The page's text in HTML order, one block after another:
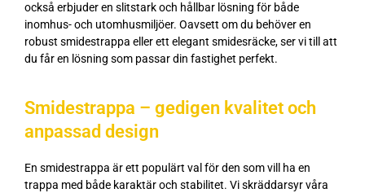
också erbjuder en slitstark och hållbar lösning för både
inomhus- och utomhusmiljöer. Oavsett om du behöver en
robust smidestrappa eller ett elegant smidesräcke, ser vi till att
du får en lösning som passar din fastighet perfekt.
Smidestrappa – gedigen kvalitet och
anpassad design
En smidestrappa är ett populärt val för den som vill ha en
trappa med både karaktär och stabilitet. Vi skräddarsyr våra